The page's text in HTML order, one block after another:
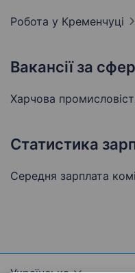
Робота у Кременчуці
Вакансії за
Харчова
Статистика
Середня зарплата